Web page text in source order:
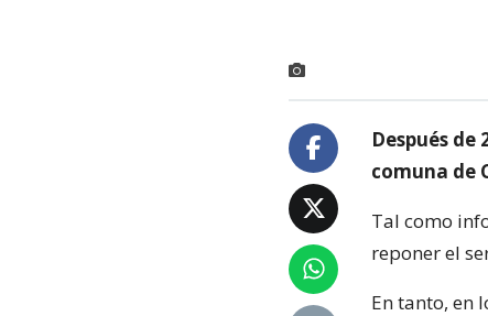
Después
comuna de
Tal como
reponer el
En tanto, en